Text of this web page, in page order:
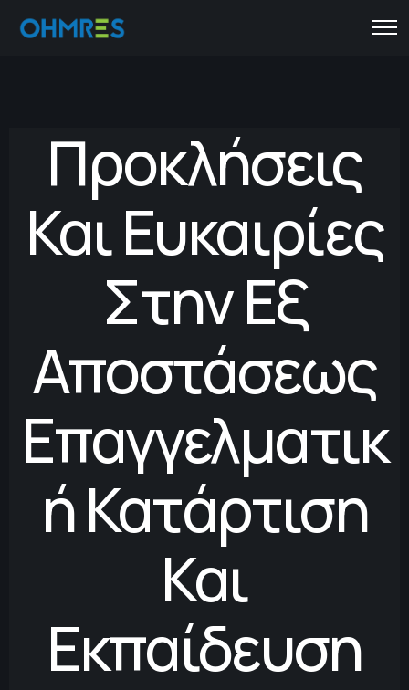
Προκλήσεις
Και Ευκαιρίες
Στην Εξ
Αποστάσεως
Επαγγελματικ
Ή Κατάρτιση
Και
Εκπαίδευση